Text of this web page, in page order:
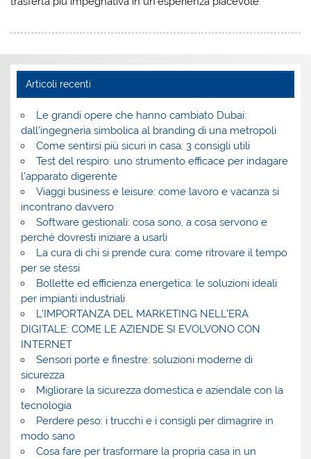
Articoli recenti
Le grandi opere che hanno cambiato Dubai:
dall’ingegneria simbolica al branding di una metropoli
Come sentirsi più sicuri in casa: 3 consigli utili
Test del respiro: uno strumento efficace per indagare
l’apparato digerente
Viaggi business e leisure: come lavoro e vacanza si
incontrano davvero
Software gestionali: cosa sono, a cosa servono e
perché dovresti iniziare a usarli
La cura di chi si prende cura: come ritrovare il tempo
per se stessi
Bollette ed efficienza energetica: le soluzioni ideali
per impianti industriali
L’IMPORTANZA DEL MARKETING NELL’ERA
DIGITALE: COME LE AZIENDE SI EVOLVONO CON
INTERNET
Sensori porte e finestre: soluzioni moderne di
sicurezza
Migliorare la sicurezza domestica e aziendale con la
tecnologia
Perdere peso: i trucchi e i consigli per dimagrire in
modo sano
Cosa fare per trasformare la propria casa in un